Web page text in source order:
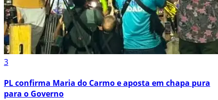
3
PL confirma Maria do Carmo e aposta em chapa pura
para o Governo